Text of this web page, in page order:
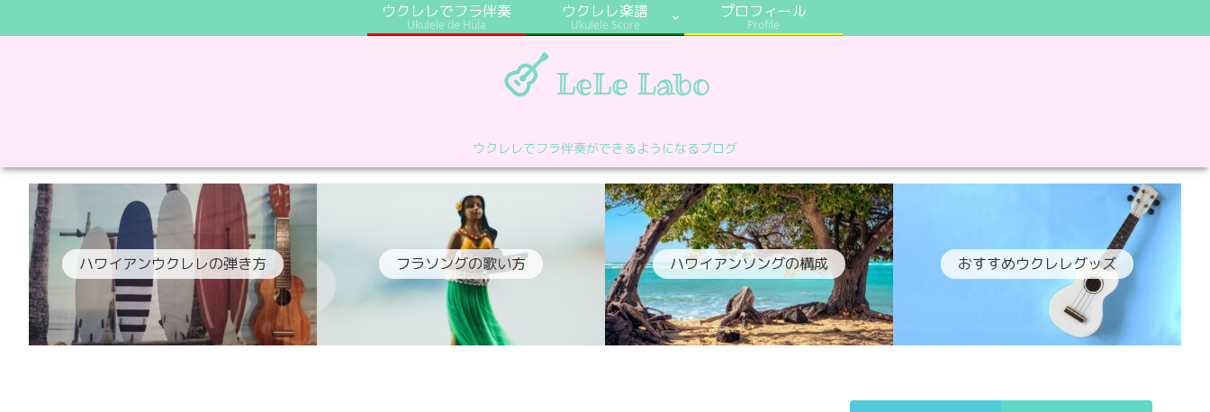
ウクレレでフラ伴奏ができるようになるブログ
ウクレレでフラ伴奏
Ukulele de Hula
ウクレレ楽譜
Ukulele Score
プロフィール
Profile
ハワイアンウクレレの弾き方 フラソングの歌い方 ハワイアンソングの構成 おすすめウクレレグッズ